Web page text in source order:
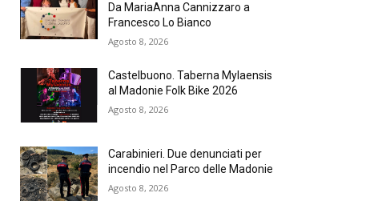
Da MariaAnna Cannizzaro a
Francesco Lo Bianco
Agosto 8, 2026
Castelbuono. Taberna Mylaensis
al Madonie Folk Bike 2026
Agosto 8, 2026
Carabinieri. Due denunciati per
incendio nel Parco delle Madonie
Agosto 8, 2026